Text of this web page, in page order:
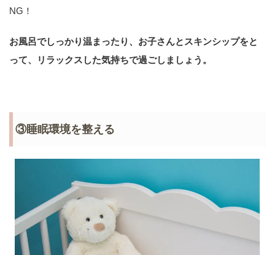
NG！
お風呂でしっかり温まったり、お子さんとスキンシップをと
って、リラックスした気持ちで過ごしましょう。
③睡眠環境を整える